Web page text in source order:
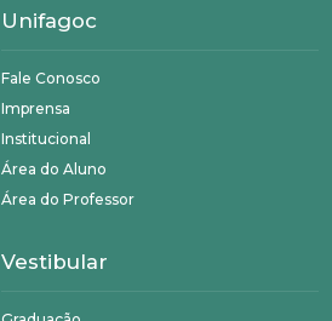
Unifagoc
Fale Conosco
Imprensa
Institucional
Área do Aluno
Área do Professor
Vestibular